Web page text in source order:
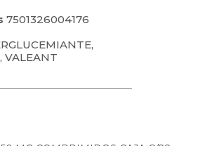
7501326004176
,
, VALEANT